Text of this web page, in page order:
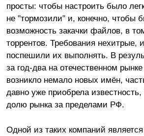
просты: чтобы настроить было
не "тормозили" и, конечно, чтобы
возможность закачки файлов, в
торрентов. Требования нехитрые,
поспешили их выполнять. В
за год-два на отечественном
возникло немало новых имён,
давно уже приобрела
долю рынка за пределами РФ.
Одной из таких компаний является